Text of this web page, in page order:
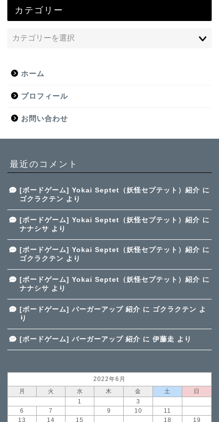
カテゴリー
ホーム
プロフィール
お問い合わせ
最近のコメント
[ボードゲーム] Yokai Septet（妖怪セプテット）紹介 に
ゴクラクテン より
[ボードゲーム] Yokai Septet（妖怪セプテット）紹介 に
ナナシサ より
[ボードゲーム] Yokai Septet（妖怪セプテット）紹介 に
ゴクラクテン より
[ボードゲーム] Yokai Septet（妖怪セプテット）紹介 に
ナナシサ より
[ボードゲーム] バーガーアップ 紹介 に ゴクラクテン よ
り
[ボードゲーム] バーガーアップ 紹介 に 伊藤走 より
2022年6月
月
火 水 木 金 土
日
1
3
6
7 9 10 11
13
14 15 18 19